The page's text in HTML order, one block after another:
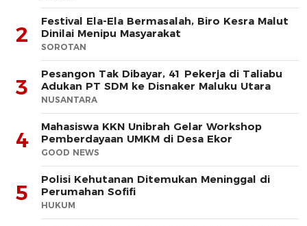
2
Festival Ela-Ela Bermasalah, Biro Kesra Malut
Dinilai Menipu Masyarakat
SOROTAN
3
Pesangon Tak Dibayar, 41 Pekerja di Taliabu
Adukan PT SDM ke Disnaker Maluku Utara
NUSANTARA
4
Mahasiswa KKN Unibrah Gelar Workshop
Pemberdayaan UMKM di Desa Ekor
GOOD NEWS
5
Polisi Kehutanan Ditemukan Meninggal di
Perumahan Sofifi
HUKUM